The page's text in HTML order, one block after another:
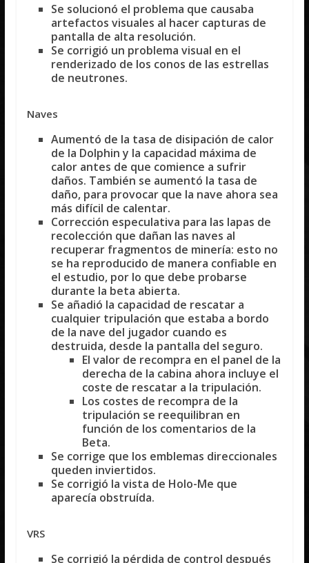
Se solucionó el problema que causaba
artefactos visuales al hacer capturas de
pantalla de alta resolución.
Se corrigió un problema visual en el
renderizado de los conos de las estrellas
de neutrones.
Naves
Aumentó de la tasa de disipación de calor
de la Dolphin y la capacidad máxima de
calor antes de que comience a sufrir
daños. También se aumentó la tasa de
daño, para provocar que la nave ahora sea
más difícil de calentar.
Corrección especulativa para las lapas de
recolección que dañan las naves al
recuperar fragmentos de minería: esto no
se ha reproducido de manera confiable en
el estudio, por lo que debe probarse
durante la beta abierta.
Se añadió la capacidad de rescatar a
cualquier tripulación que estaba a bordo
de la nave del jugador cuando es
destruida, desde la pantalla del seguro.
El valor de recompra en el panel de la
derecha de la cabina ahora incluye el
coste de rescatar a la tripulación.
Los costes de recompra de la
tripulación se reequilibran en
función de los comentarios de la
Beta.
Se corrige que los emblemas direccionales
queden inviertidos.
Se corrigió la vista de Holo-Me que
aparecía obstruída.
VRS
Se corrigió la pérdida de control después